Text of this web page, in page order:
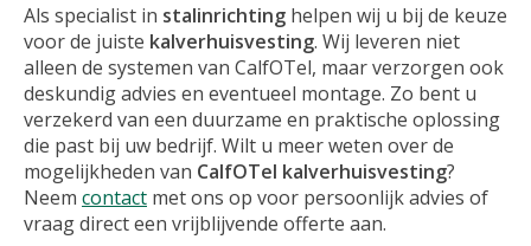
Als specialist in stalinrichting helpen wij u bij de keuze
voor de juiste kalverhuisvesting. Wij leveren niet
alleen de systemen van CalfOTel, maar verzorgen ook
deskundig advies en eventueel montage. Zo bent u
verzekerd van een duurzame en praktische oplossing
die past bij uw bedrijf. Wilt u meer weten over de
mogelijkheden van CalfOTel kalverhuisvesting?
Neem contact met ons op voor persoonlijk advies of
vraag direct een vrijblijvende offerte aan.